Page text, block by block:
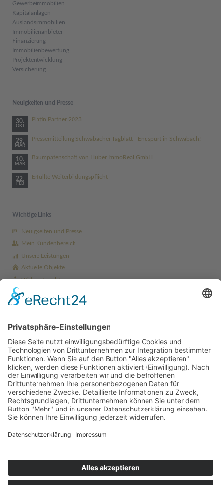
Gewerbeimmobilien
Kapitalanlagen
Auslandsimmobilien
Immobilienanbieter
Finanzierung
Immobilienbewertung
Projektentwicklung
Versicherung
Neuigkeiten und Presse
30.
OKT
Platin Partner 2023
29.
MÄR
Pressemitteilung Schwabacher Tagblatt - Endspurt in Schwabach!
10.
MÄR
Baumpatenschaft von Huber ImmoReal GmbH
22.
FEB
Erfüllte Weiterbildungspflicht
Wichtige Links
Neuigkeiten und Presse
Mein Kundenbereich
Unsere Leistungen
Aktuelle Objekte
Widerrufsrecht
Kontakt
Glossar
Bellevue Best Property Agents 2018